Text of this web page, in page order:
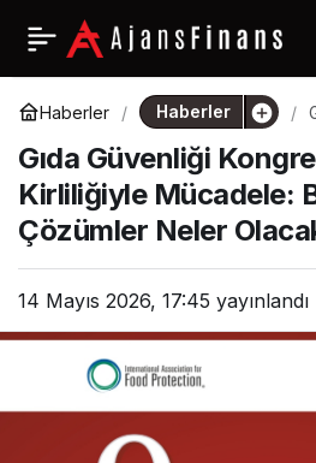
Haberler Haberler
Gıda Güvenliği
Kirliliğiyle Mücadele:
Çözümler Neler
14 Mayıs 2026, 17:45 yayınlandı